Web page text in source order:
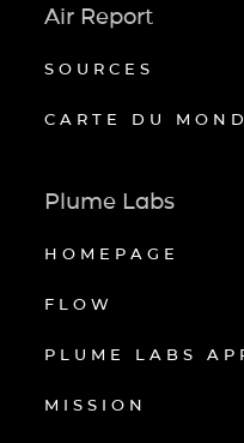
Air Report
SOURCES
CARTE DU
Plume Labs
HOMEPAGE
FLOW
PLUME LABS
MISSION